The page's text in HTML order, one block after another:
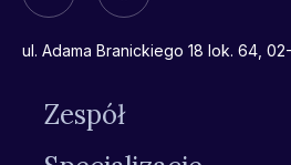
ul. Adama Branickiego 18 lok. 64,
Zespół